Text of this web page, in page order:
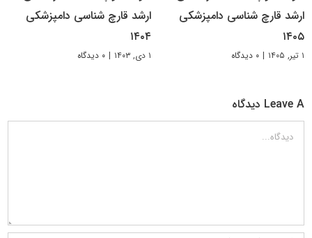
ارشد قارچ شناسی دامپزشکی
۱۴۰۵
۱ تیر, ۱۴۰۵ | ۰ دیدگاه
ارشد قارچ‌ شناسی دامپزشکی
۱۴۰۴
۱ دی, ۱۴۰۳ | ۰ دیدگاه
Leave A دیدگاه
دیدگاه